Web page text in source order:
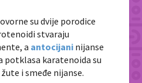
su dvije porodice
stvaraju
a antocijani nijanse
potklasa karatenoida su
i smeđe nijanse.